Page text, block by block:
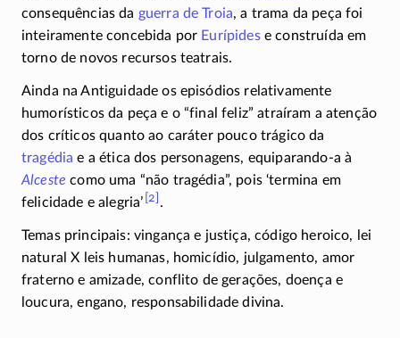
consequências da guerra de Troia, a trama da peça foi
inteiramente concebida por Eurípidese construída em
torno de novos recursos teatrais.
Ainda na Antiguidade os episódios relativamente
humorísticos da peça e o “final feliz” atraíram a atenção
dos críticos quanto ao caráter pouco trágico da
tragédia e a ética dos personagens, equiparando-a à
Alceste como uma “não tragédia”, pois ‘termina em
felicidade ealegria’ [2] .
Temas principais: vingança e justiça, código heroico, lei
natural X leis humanas, homicídio, julgamento, amor
fraterno e amizade, conflito de gerações, doença e
loucura, engano, responsabilidade divina.